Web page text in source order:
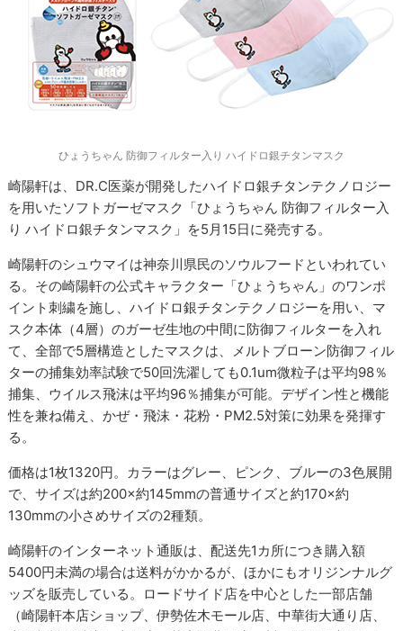
ひょうちゃん 防御フィルター入り ハイドロ銀チタンマスク
崎陽軒は、DR.C医薬が開発したハイドロ銀チタンテクノロジー
を用いたソフトガーゼマスク「ひょうちゃん 防御フィルター入
り ハイドロ銀チタンマスク」を5月15日に発売する。
崎陽軒のシュウマイは神奈川県民のソウルフードといわれてい
る。その崎陽軒の公式キャラクター「ひょうちゃん」のワンポ
イント刺繍を施し、ハイドロ銀チタンテクノロジーを用い、マ
スク本体（4層）のガーゼ生地の中間に防御フィルターを入れ
て、全部で5層構造としたマスクは、メルトブローン防御フィル
ターの捕集効率試験で50回洗濯しても0.1um微粒子は平均98％
捕集、ウイルス飛沫は平均96％捕集が可能。デザイン性と機能
性を兼ね備え、かぜ・飛沫・花粉・PM2.5対策に効果を発揮す
る。
価格は1枚1320円。カラーはグレー、ピンク、ブルーの3色展開
で、サイズは約200×約145mmの普通サイズと約170×約
130mmの小さめサイズの2種類。
崎陽軒のインターネット通販は、配送先1カ所につき購入額
5400円未満の場合は送料がかかるが、ほかにもオリジンナルグ
ッズを販売している。ロードサイド店を中心とした一部店舗
（崎陽軒本店ショップ、伊勢佐木モール店、中華街大通り店、